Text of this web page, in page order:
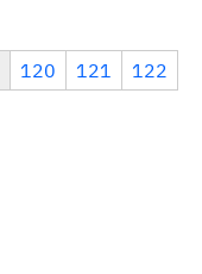
120 121
122